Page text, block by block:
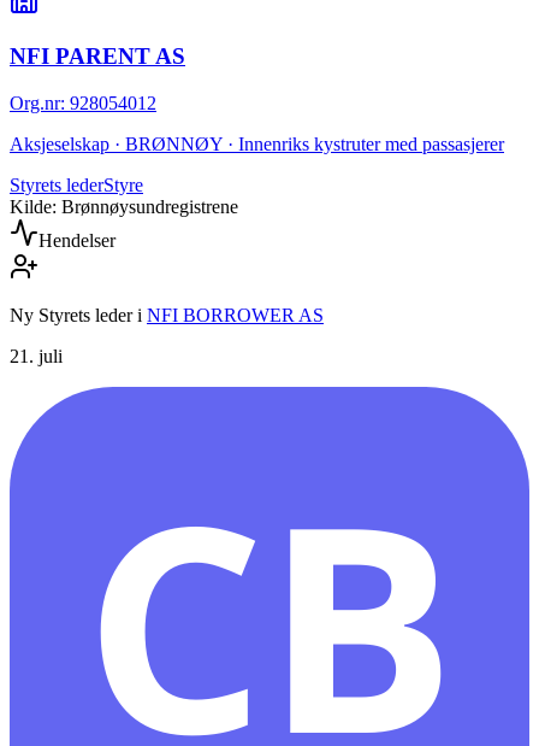
NFI PARENT AS
Org.nr: 928054012
Aksjeselskap · BRØNNØY · Innenriks kystruter med passasjerer
Styrets lederStyre
Kilde: Brønnøysundregistrene
Hendelser
Ny Styrets lederi NFI BORROWER AS
21. juli
CB